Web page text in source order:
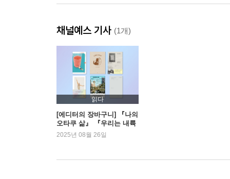
텍스트 및 이미지 저작권 정보
채널예스 기사 (1개)
읽다
[에디터의 장바구니] 『나의
오타쿠 삶』 『우리는 내륙
으로 질주한다』 외
2025년 08월 26일